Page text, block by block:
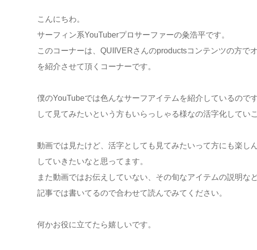
こんにちわ。
サーフィン系YouTuberプロサーファーの粂浩平です。
このコーナーは、QUIIVERさんのproductsコンテンツの方で
を紹介させて頂くコーナーです。
僕のYouTubeでは色んなサーフアイテムを紹介しているので
して見てみたいという方もいらっしゃる様なの活字化してい
動画では見たけど、活字としても見てみたいって方にも楽し
していきたいなと思ってます。
また動画ではお伝えしていない、その旬なアイテムの説明な
記事では書いてるので合わせて読んでみてください。
何かお役に立てたら嬉しいです。